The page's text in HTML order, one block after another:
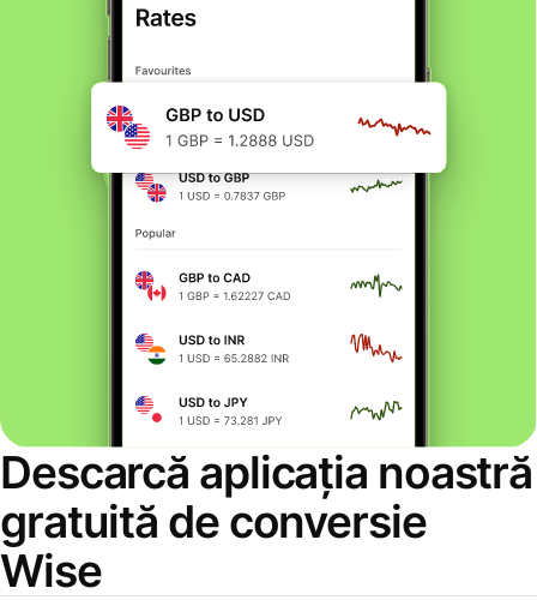
Descarcă aplicația noastră
gratuită de conversie
Wise